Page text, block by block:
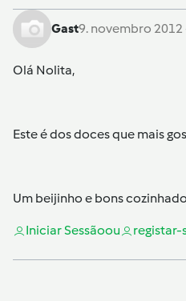
Gast9. novembro 2012
Olá Nolita,
Este é dos doces que mais
Um beijinho e bons
Iniciar Sessãoou registar-